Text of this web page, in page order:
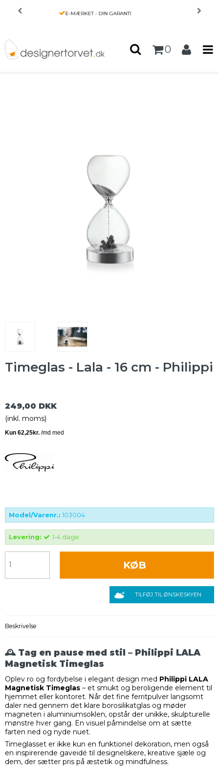
PRIS MATCH
0
Forside Produkter / INTERIØR /
Timeglas - Lala - 16 cm - Philippi
249,00 DKK
(inkl. moms)
Model/Varenr.: 103004
Levering: 1-4 dage
KØB
TILFØJ TIL ØNSKESKYEN
Beskrivelse
🕰️ Tag en pause med stil – Philippi LALA
Magnetisk Timeglas
Oplev ro og fordybelse i elegant design med Philippi LALA
Magnetisk Timeglas – et smukt og beroligende element til
hjemmet eller kontoret. Når det fine ferritpulver langsomt
daler ned gennem det klare borosilikatglas og møder
magneten i aluminiumsoklen, opstår der unikke, skulpturelle
mønstre hver gang. En visuel påmindelse om at sætte
farten ned og nyde nuet.
Timeglasset er ikke kun en funktionel dekoration, men også
en inspirerende gaveidé til designelskere, kreative sjæle og
dem, der sætter pris på æstetik og mindfulness.